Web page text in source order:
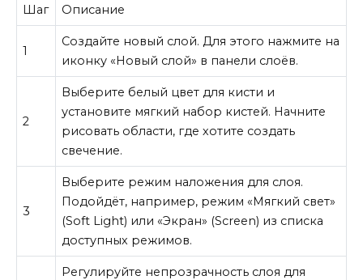
Шаг Описание
1
Создайте новый слой. Для этого нажмите на
иконку «Новый слой» в панели слоёв.
2
Выберите белый цвет для кисти и
установите мягкий набор кистей. Начните
рисовать области, где хотите создать
свечение.
3
Выберите режим наложения для слоя.
Подойдёт, например, режим «Мягкий свет»
(Soft Light) или «Экран» (Screen) из списка
доступных режимов.
Регулируйте непрозрачность слоя для